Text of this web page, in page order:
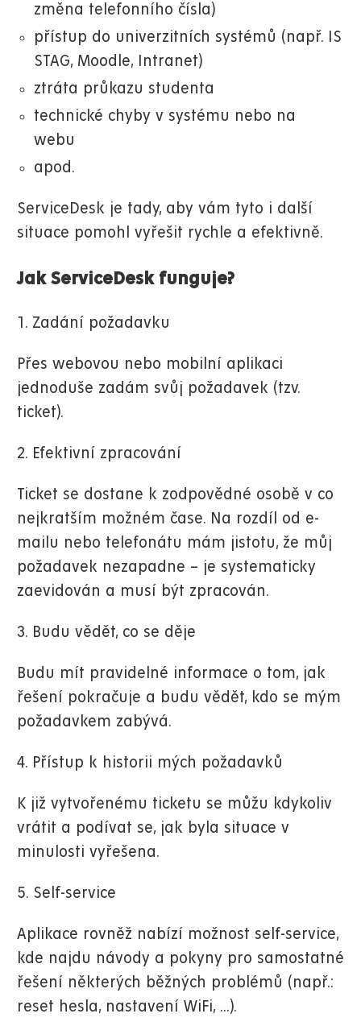
změna telefonního čísla)
přístup do univerzitních systémů (např. IS
STAG, Moodle, Intranet)
ztráta průkazu studenta
technické chyby v systému nebo na
webu
apod.
ServiceDesk je tady, aby vám tyto i další
situace pomohl vyřešit rychle a efektivně.
Jak ServiceDesk funguje?
1. Zadání požadavku
Přes webovou nebo mobilní aplikaci
jednoduše zadám svůj požadavek (tzv.
ticket).
2. Efektivní zpracování
Ticket se dostane k zodpovědné osobě v co
nejkratším možném čase. Na rozdíl od e-
mailu nebo telefonátu mám jistotu, že můj
požadavek nezapadne – je systematicky
zaevidován a musí být zpracován.
3. Budu vědět, co se děje
Budu mít pravidelné informace o tom, jak
řešení pokračuje a budu vědět, kdo se mým
požadavkem zabývá.
4. Přístup k historii mých požadavků
K již vytvořenému ticketu se můžu kdykoliv
vrátit a podívat se, jak byla situace v
minulosti vyřešena.
5. Self-service
Aplikace rovněž nabízí možnost self-service,
kde najdu návody a pokyny pro samostatné
řešení některých běžných problémů (např.:
reset hesla, nastavení WiFi, ...).